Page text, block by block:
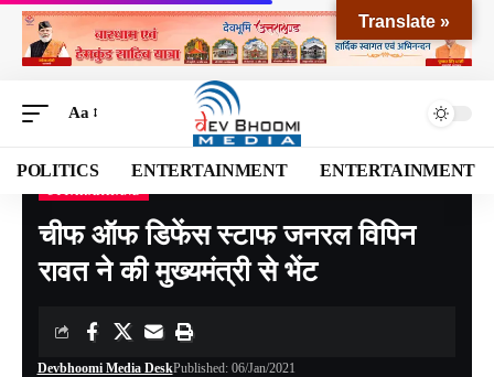
Aa
POLITICS ENTERTAINMENT ENTERTAINMENT
Devbhoomi Media>Blog>NATIONAL>UTTARAKHAND>चीफ ऑफ डिफेंस स्टाफ जनरल विपिन रावत ने की मुख्यमंत्री से भेंट
चीफ ऑफ डिफेंस स्टाफ जनरल विपिन
रावत ने की मुख्यमंत्री से भेंट
Devbhoomi Media DeskPublished: 06/Jan/2021
Translate »